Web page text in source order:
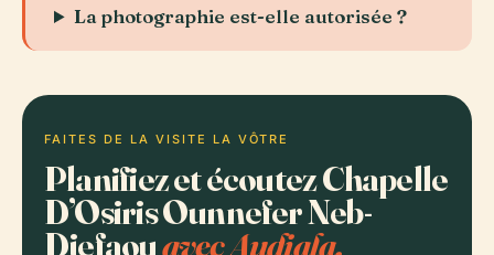
La photographie est-elle autorisée ?
FAITES DE LA VISITE LA VÔTRE
Planifiez et écoutez Chapelle
D’Osiris Ounnefer Neb-
Djefaouavec Audiala.